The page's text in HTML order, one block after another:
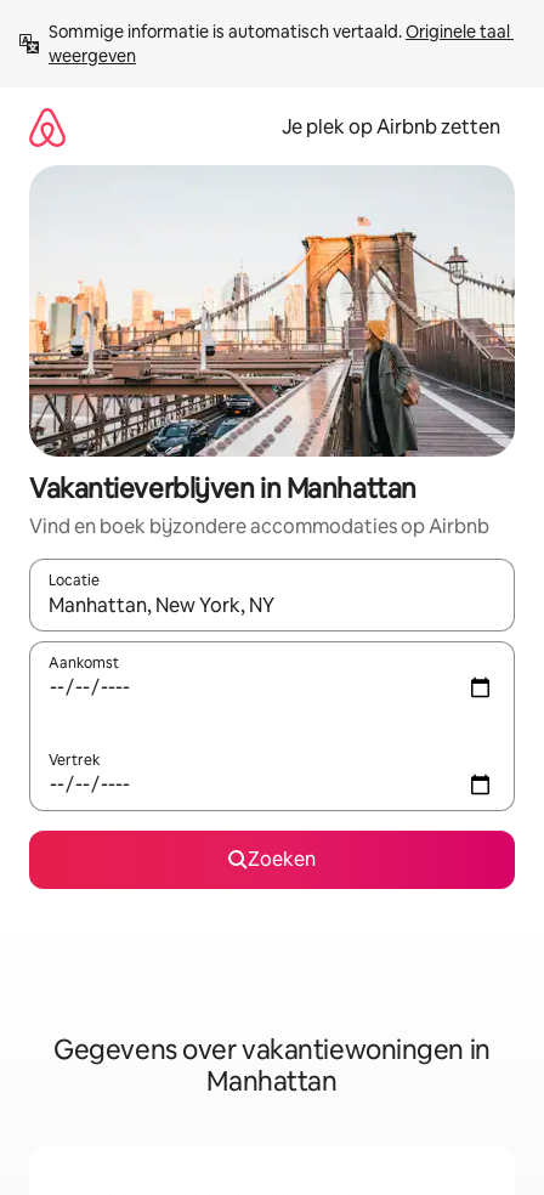
direct
naar
Sommige informatie is automatisch vertaald. Originele taal
weergeven
Je plek op Airbnb zetten
Vakantieverblijven in Manhattan
Vind en boek bijzondere accommodaties op Airbnb
Locatie
Wanneer er resultaten beschikbaar zijn, maak je een keuze
Aankomst
Vertrek
Zoeken
Gegevens over vakantiewoningen in
Manhattan